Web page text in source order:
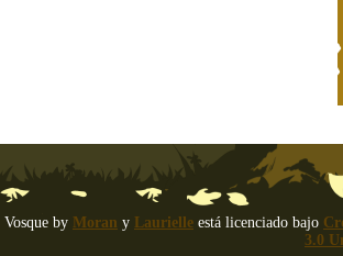
by Moran y Laurielle está licenciado bajo
3.0